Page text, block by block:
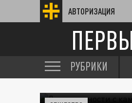
АВТОРИЗАЦИЯ
РУБРИКИ